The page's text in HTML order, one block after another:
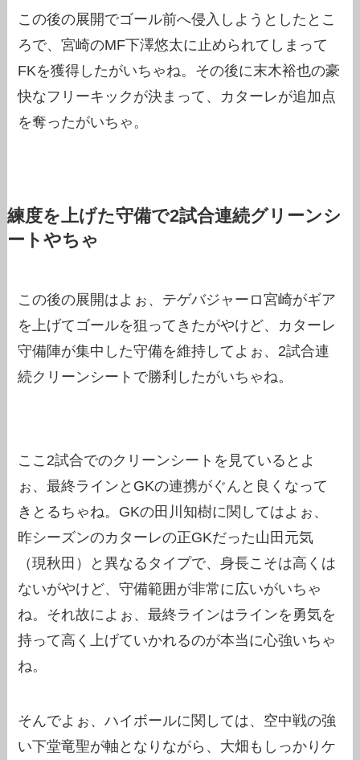
この後の展開でゴール前へ侵入しようとしたとこ
ろで、宮崎のMF下澤悠太に止められてしまって
FKを獲得したがいちゃね。その後に末木裕也の豪
快なフリーキックが決まって、カターレが追加点
を奪ったがいちゃ。
練度を上げた守備で2試合連続グリーンシ
ートやちゃ
この後の展開はよぉ、テゲバジャーロ宮崎がギア
を上げてゴールを狙ってきたがやけど、カターレ
守備陣が集中した守備を維持してよぉ、2試合連
続クリーンシートで勝利したがいちゃね。
ここ2試合でのクリーンシートを見ているとよ
ぉ、最終ラインとGKの連携がぐんと良くなって
きとるちゃね。GKの田川知樹に関してはよぉ、
昨シーズンのカターレの正GKだった山田元気
（現秋田）と異なるタイプで、身長こそは高くは
ないがやけど、守備範囲が非常に広いがいちゃ
ね。それ故によぉ、最終ラインはラインを勇気を
持って高く上げていかれるのが本当に心強いちゃ
ね。
そんでよぉ、ハイボールに関しては、空中戦の強
い下堂竜聖が軸となりながら、大畑もしっかりケ